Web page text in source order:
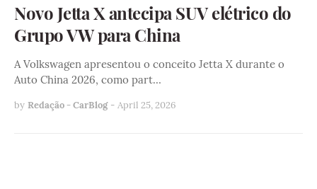
Novo Jetta X antecipa SUV elétrico do
Grupo VW para China
A Volkswagen apresentou o conceito Jetta X durante o
Auto China 2026, como part…
by Redação - CarBlog - April 25, 2026